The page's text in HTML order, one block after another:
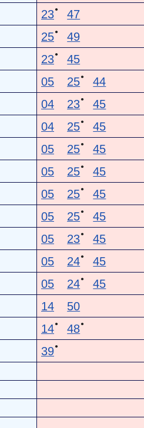
23● 47
25● 49
23● 45
05 25● 44
04 23● 45
04 25● 45
05 25● 45
05 25● 45
05 25● 45
05 25● 45
05 23● 45
05 24● 45
05 24● 45
14 50
14● 48●
39●